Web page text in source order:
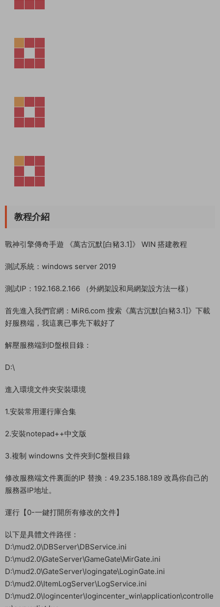
教程介紹
戰神引擎傳奇手遊 《萬古沉默[白豬3.1]》 WIN 搭建教程
測試系統：windows server 2019
測試IP：192.168.2.166 （外網架設和局網架設方法一樣）
首先進入我們官網：MiR6.com 搜索《萬古沉默[白豬3.1]》下載
好服務端，我這裏已事先下載好了
解壓服務端到D盤根目錄：
D:\
進入環境文件夾安裝環境
1.安裝常用運行庫合集
2.安裝notepad++中文版
3.複制 windowns 文件夾到C盤根目錄
修改服務端文件裏面的IP 替換：49.235.188.189 改爲你自己的
服務器IP地址。
運行【0-一鍵打開所有修改的文件】
以下是具體文件路徑：
D:\mud2.0\DBServer\DBService.ini
D:\mud2.0\GateServer\GameGate\MirGate.ini
D:\mud2.0\GateServer\logingate\LoginGate.ini
D:\mud2.0\ItemLogServer\LogService.ini
D:\mud2.0\logincenter\logincenter_win\application\controlle